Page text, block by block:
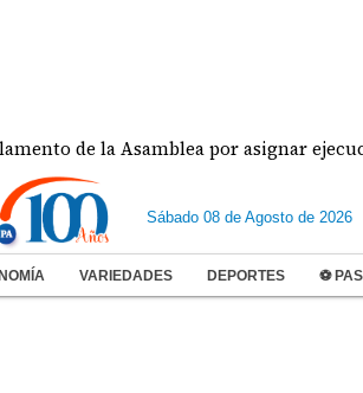
de la Asamblea por asignar ejecución de
Sábado 08 de Agosto de 2026
VARIEDADES DEPORTES ⚽